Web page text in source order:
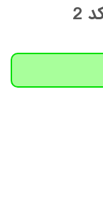
2